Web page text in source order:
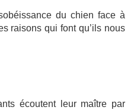
du chien face à
raisons qui font qu’ils nous
écoutent leur maître par